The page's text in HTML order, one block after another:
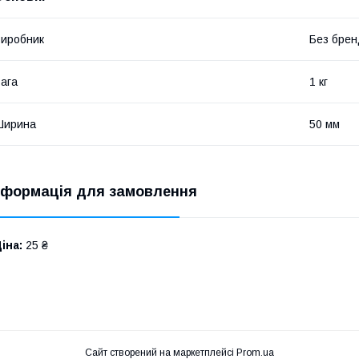
Без
1 кг
50 мм
для замовлення
25 ₴
Сайт створений на маркетплейсі Prom.ua